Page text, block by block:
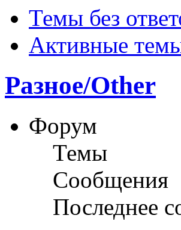
Темы без
Активные
Разное/Other
Форум
Темы
Сообщения
Последнее